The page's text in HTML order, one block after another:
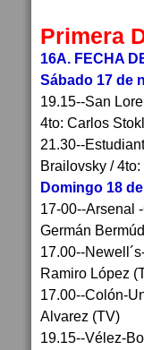
Primera
16A. FECHA
Sábado 17 de
19.15--San
4to: Carlos
21.30--
Brailovsky /
Domingo 18
17-00--Arsenal
Germán
17.00--
Ramiro López
17.00--Colón-
Alvarez (TV)
19.15--Vélez-